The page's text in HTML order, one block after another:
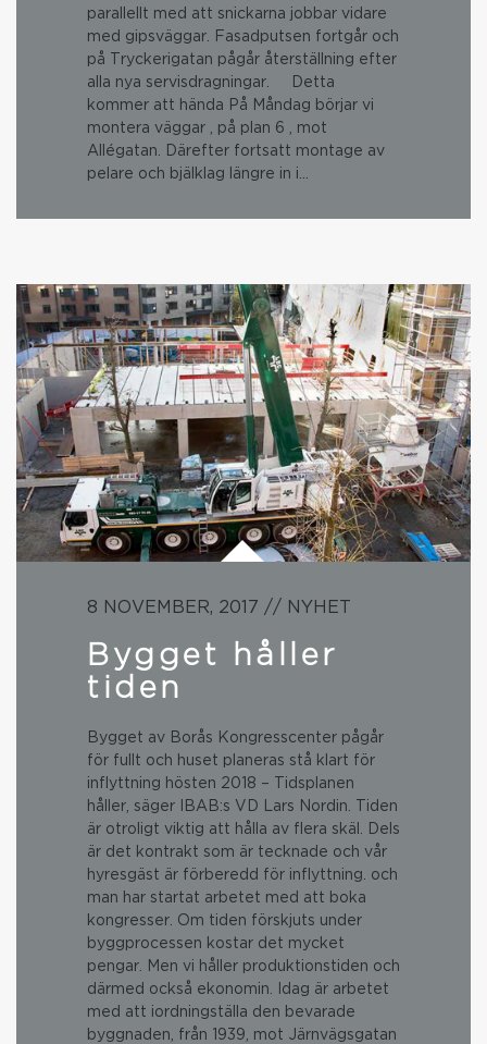
parallellt med att snickarna jobbar vidare
med gipsväggar. Fasadputsen fortgår och
på Tryckerigatan pågår återställning efter
alla nya servisdragningar. Detta
kommer att hända På Måndag börjar vi
montera väggar , på plan 6 , mot
Allégatan. Därefter fortsatt montage av
pelare och bjälklag längre in i…
8 NOVEMBER, 2017 // NYHET
Bygget håller
tiden
Bygget av Borås Kongresscenter pågår
för fullt och huset planeras stå klart för
inflyttning hösten 2018 – Tidsplanen
håller, säger IBAB:s VD Lars Nordin. Tiden
är otroligt viktig att hålla av flera skäl. Dels
är det kontrakt som är tecknade och vår
hyresgäst är förberedd för inflyttning. och
man har startat arbetet med att boka
kongresser. Om tiden förskjuts under
byggprocessen kostar det mycket
pengar. Men vi håller produktionstiden och
därmed också ekonomin. Idag är arbetet
med att iordningställa den bevarade
byggnaden, från 1939, mot Järnvägsgatan